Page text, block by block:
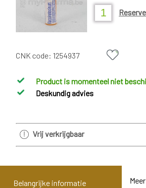
CNK code: 1254937
Product is momenteel niet
Deskundig advies
Vrij verkrijgbaar
Meer
Belangrijke informatie